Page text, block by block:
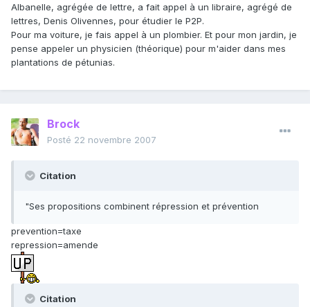
Albanelle, agrégée de lettre, a fait appel à un libraire, agrégé de
lettres, Denis Olivennes, pour étudier le P2P.
Pour ma voiture, je fais appel à un plombier. Et pour mon jardin, je
pense appeler un physicien (théorique) pour m'aider dans mes
plantations de pétunias.
Brock
Posté 22 novembre 2007
Citation
"Ses propositions combinent répression et prévention
prevention=taxe
repression=amende
Citation